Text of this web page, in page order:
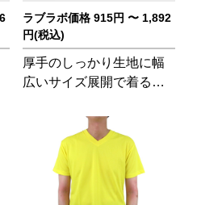
ラブラボ価格 915円 〜 1,892
円(税込)
厚手のしっかり生地に幅
広いサイズ展開で着る人